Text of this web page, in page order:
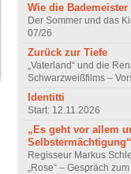
Wie die Bademeister
Der Sommer und das
07/26
Zurück zur Tiefe
„Vaterland“ und die
Schwarzweißfilms –
Identitti
Start: 12.11.2026
„Es geht vor allem
Selbstermächtigung“
Regisseur Markus
„Rose“ – Gespräch